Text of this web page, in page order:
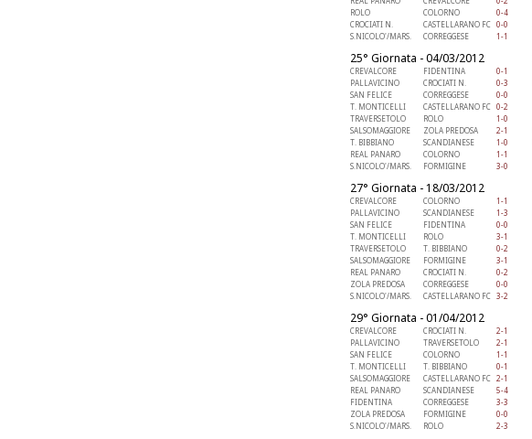
ROLO
COLORNO
0-4
CROCIATI N.
CASTELLARANO FC 0-0
S.NICOLO'/MARS.
CORREGGESE 1-1
25° Giornata - 04/03/2012
CREVALCORE FIDENTINA
0-1
PALLAVICINO
CROCIATI N.
0-3
SAN FELICE
CORREGGESE
0-0
T. MONTICELLI
CASTELLARANO FC 0-2
TRAVERSETOLO
ROLO
1-0
SALSOMAGGIORE
ZOLA PREDOSA
2-1
T. BIBBIANO
SCANDIANESE
1-0
REAL PANARO
COLORNO
1-1
S.NICOLO'/MARS.
FORMIGINE 3-0
27° Giornata - 18/03/2012
CREVALCORE COLORNO
1-1
PALLAVICINO
SCANDIANESE
1-3
SAN FELICE
FIDENTINA
0-0
T. MONTICELLI
ROLO
3-1
TRAVERSETOLO
T. BIBBIANO
0-2
SALSOMAGGIORE
FORMIGINE
3-1
REAL PANARO
CROCIATI N.
0-2
ZOLA PREDOSA
CORREGGESE
0-0
S.NICOLO'/MARS.
CASTELLARANO FC 3-2
29° Giornata - 01/04/2012
CREVALCORE CROCIATI N.
2-1
PALLAVICINO
TRAVERSETOLO
2-1
SAN FELICE
COLORNO
1-1
T. MONTICELLI
T. BIBBIANO
0-1
SALSOMAGGIORE
CASTELLARANO FC 2-1
REAL PANARO
SCANDIANESE
5-4
FIDENTINA
CORREGGESE
3-3
ZOLA PREDOSA
FORMIGINE
0-0
S.NICOLO'/MARS.
ROLO 2-3